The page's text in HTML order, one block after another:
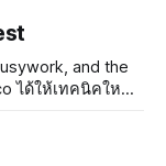
ค์กรใหญ่
and the
ได้ให้เทคนิคใหม่
ซึ่งในความเสี่ยง